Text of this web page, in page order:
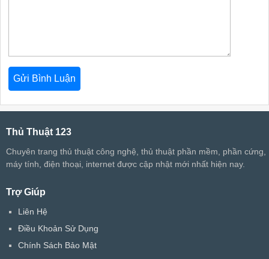
Thủ Thuật 123
Chuyên trang thủ thuật công nghệ, thủ thuật phần mềm, phần cứng,
máy tính, điện thoại, internet được cập nhật mới nhất hiện nay.
Trợ Giúp
Liên Hệ
Điều Khoản Sử Dụng
Chính Sách Bảo Mật